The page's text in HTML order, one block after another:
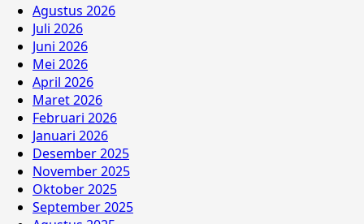
Agustus 2026
Juli 2026
Juni 2026
Mei 2026
April 2026
Maret 2026
Februari 2026
Januari 2026
Desember 2025
November 2025
Oktober 2025
September 2025